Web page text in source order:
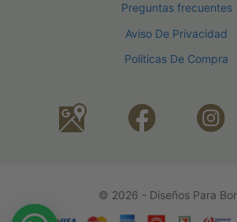
Preguntas frecuentes
Aviso De Privacidad
Políticas De Compra
© 2026 - Diseños Para